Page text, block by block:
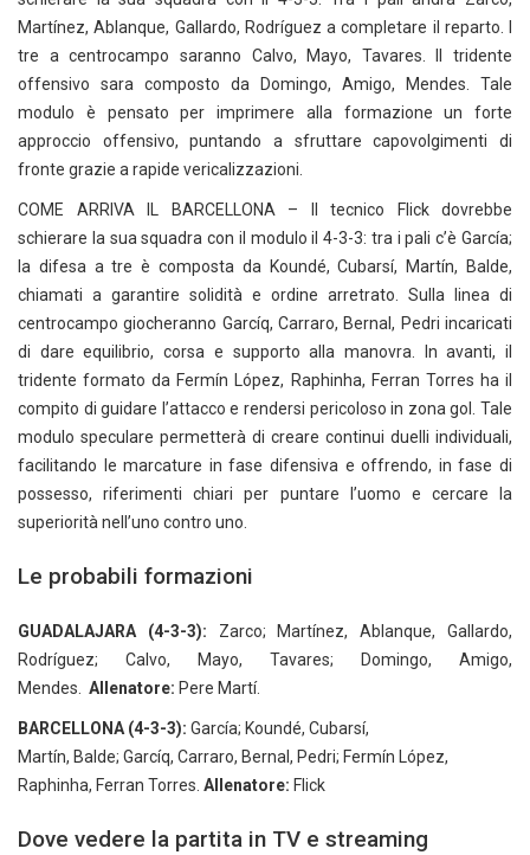
Martínez, Ablanque, Gallardo, Rodríguez a completare il reparto. I
tre a centrocampo saranno Calvo, Mayo, Tavares. Il tridente
offensivo sara composto da Domingo, Amigo, Mendes. Tale
modulo è pensato per imprimere alla formazione un forte
approccio offensivo, puntando a sfruttare capovolgimenti di
fronte grazie a rapide vericalizzazioni.
COME ARRIVA IL BARCELLONA – Il tecnico Flick dovrebbe
schierare la sua squadra con il modulo il 4-3-3: tra i pali c’è García;
la difesa a tre è composta da Koundé, Cubarsí, Martín, Balde,
chiamati a garantire solidità e ordine arretrato. Sulla linea di
centrocampo giocheranno Garcíq, Carraro, Bernal, Pedri incaricati
di dare equilibrio, corsa e supporto alla manovra. In avanti, il
tridente formato da Fermín López, Raphinha, Ferran Torres ha il
compito di guidare l’attacco e rendersi pericoloso in zona gol. Tale
modulo speculare permetterà di creare continui duelli individuali,
facilitando le marcature in fase difensiva e offrendo, in fase di
possesso, riferimenti chiari per puntare l’uomo e cercare la
superiorità nell’uno contro uno.
Le probabili formazioni
GUADALAJARA (4-3-3): Zarco; Martínez, Ablanque, Gallardo,
Rodríguez; Calvo, Mayo, Tavares; Domingo, Amigo,
Mendes. Allenatore: Pere Martí.
BARCELLONA (4-3-3): García; Koundé, Cubarsí,
Martín, Balde; Garcíq, Carraro, Bernal, Pedri; Fermín López,
Raphinha, Ferran Torres. Allenatore: Flick
Dove vedere la partita in TV e streaming